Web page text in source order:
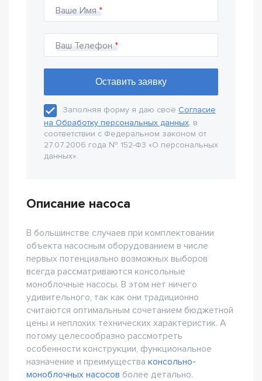
Ваше Имя
Ваш Телефон
Заполняя форму я даю своё Согласие
на Обработку персональных данных, в
соответствии с Федеральном законом от
27.07.2006 года № 152-Ф3 «О персональных
данных».
Описание насоса
В большинстве случаев при комплектовании
объекта насосным оборудованием в числе
первых потенциально возможных выборов
всегда рассматриваются консольные
моноблочные насосы. В этом нет ничего
удивительного, так как они традиционно
считаются оптимальным сочетанием бюджетной
цены и неплохих технических характеристик. А
потому целесообразно рассмотреть
особенности конструкции, функциональное
назначение и преимущества консольно-
моноблочных насосов более детально.